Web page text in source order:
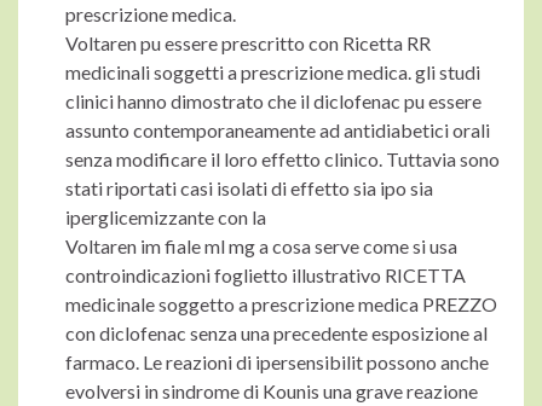
prescrizione medica.
Voltaren pu essere prescritto con Ricetta RR
medicinali soggetti a prescrizione medica. gli studi
clinici hanno dimostrato che il diclofenac pu essere
assunto contemporaneamente ad antidiabetici orali
senza modificare il loro effetto clinico. Tuttavia sono
stati riportati casi isolati di effetto sia ipo sia
iperglicemizzante con la
Voltaren im fiale ml mg a cosa serve come si usa
controindicazioni foglietto illustrativo RICETTA
medicinale soggetto a prescrizione medica PREZZO
con diclofenac senza una precedente esposizione al
farmaco. Le reazioni di ipersensibilit possono anche
evolversi in sindrome di Kounis una grave reazione